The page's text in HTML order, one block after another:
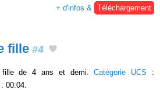
+ d'infos &
Téléchargement
fille #4
fille de 4 ans et demi.Catégorie UCS :
: 00:04.